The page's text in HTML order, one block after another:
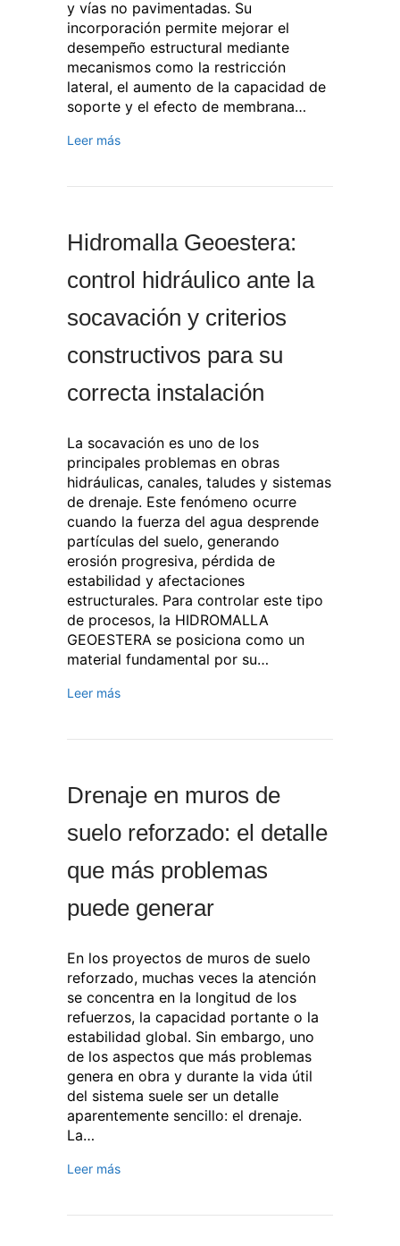
y vías no pavimentadas. Su
incorporación permite mejorar el
desempeño estructural mediante
mecanismos como la restricción
lateral, el aumento de la capacidad de
soporte y el efecto de membrana…
Leer más
Hidromalla Geoestera:
control hidráulico ante la
socavación y criterios
constructivos para su
correcta instalación
La socavación es uno de los
principales problemas en obras
hidráulicas, canales, taludes y sistemas
de drenaje. Este fenómeno ocurre
cuando la fuerza del agua desprende
partículas del suelo, generando
erosión progresiva, pérdida de
estabilidad y afectaciones
estructurales. Para controlar este tipo
de procesos, la HIDROMALLA
GEOESTERA se posiciona como un
material fundamental por su…
Leer más
Drenaje en muros de
suelo reforzado: el detalle
que más problemas
puede generar
En los proyectos de muros de suelo
reforzado, muchas veces la atención
se concentra en la longitud de los
refuerzos, la capacidad portante o la
estabilidad global. Sin embargo, uno
de los aspectos que más problemas
genera en obra y durante la vida útil
del sistema suele ser un detalle
aparentemente sencillo: el drenaje.
La…
Leer más